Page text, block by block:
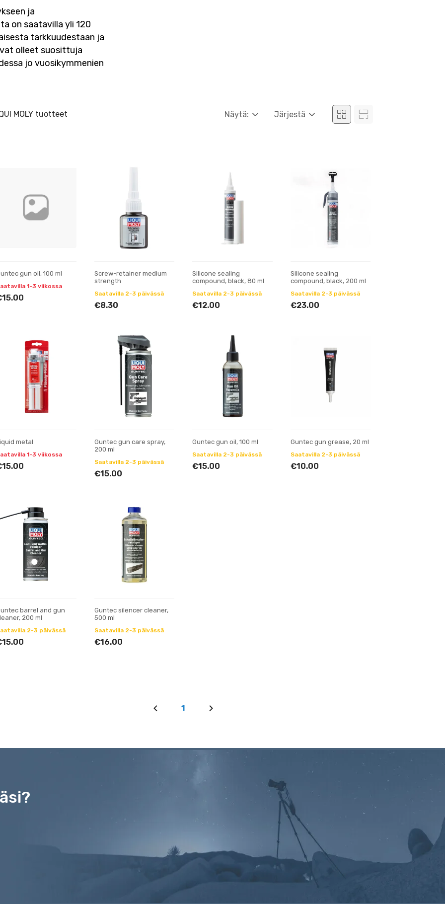
ja
on saatavilla yli 120
tarkkuudestaan ja
olleet suosittuja
jo vuosikymmenien
MOLY tuotteet Näytä: Järjestä
gun oil, 100 ml
1-3 viikossa
Screw-retainer medium
strength
Saatavilla 2-3 päivässä
€8.30
Silicone sealing
compound, black, 80 ml
Saatavilla 2-3 päivässä
€12.00
Silicone sealing
compound, black, 200 ml
Saatavilla 2-3 päivässä
€23.00
metal
1-3 viikossa
Guntec gun care spray,
200 ml
Saatavilla 2-3 päivässä
€15.00
Guntec gun oil, 100 ml
Saatavilla 2-3 päivässä
€15.00
Guntec gun grease, 20 ml
Saatavilla 2-3 päivässä
€10.00
barrel and gun
200 ml
2-3 päivässä
Guntec silencer cleaner,
500 ml
Saatavilla 2-3 päivässä
€16.00
1